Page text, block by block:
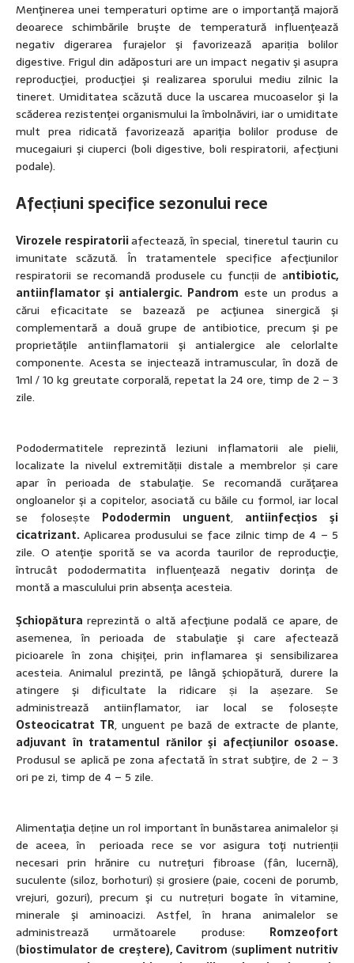
Menţinerea unei temperaturi optime are o importanţă majoră
deoarece schimbările bruşte de temperatură influenţează
negativ digerarea furajelor şi favorizează apariția bolilor
digestive. Frigul din adăposturi are un impact negativ şi asupra
reproducţiei, producţiei şi realizarea sporului mediu zilnic la
tineret. Umiditatea scăzută duce la uscarea mucoaselor şi la
scăderea rezistenţei organismului la îmbolnăviri, iar o umiditate
mult prea ridicată favorizează apariţia bolilor produse de
mucegaiuri şi ciuperci (boli digestive, boli respiratorii, afecţiuni
podale).
Afecțiuni specifice sezonului rece
Virozele respiratoriiafectează, în special, tineretul taurin cu
imunitate scăzută. În tratamentele specifice afecţiunilor
respiratorii se recomandă produsele cu funcții de antibiotic,
antiinflamator şi antialergic. Pandrom este un produs a
cărui eficacitate se bazează pe acţiunea sinergică şi
complementară a două grupe de antibiotice, precum şi pe
proprietăţile antiinflamatorii şi antialergice ale celorlalte
componente. Acesta se injectează intramuscular, în doză de
1ml / 10 kg greutate corporală, repetat la 24 ore, timp de 2 – 3
zile.
Pododermatitele reprezintă leziuni inflamatorii ale pielii,
localizate la nivelul extremității distale a membrelor și care
apar în perioada de stabulaţie. Se recomandă curăţarea
ongloanelor şi a copitelor, asociată cu băile cu formol, iar local
se folosește Pododermin unguent, antiinfecţios şi
cicatrizant. Aplicarea produsului se face zilnic timp de 4 – 5
zile. O atenţie sporită se va acorda taurilor de reproducţie,
întrucât pododermatita influenţează negativ dorinţa de
montă a masculului prin absenţa acesteia.
Şchiopăturareprezintă o altă afecţiune podală ce apare, de
asemenea, în perioada de stabulaţie şi care afectează
picioarele în zona chişiţei, prin inflamarea şi sensibilizarea
acesteia. Animalul prezintă, pe lângă şchiopătură, durere la
atingere şi dificultate la ridicare și la așezare. Se
administrează antiinflamator, iar local se folosește
Osteocicatrat TR, unguent pe bază de extracte de plante,
adjuvant în tratamentul rănilor şi afecţiunilor osoase.
Produsul se aplică pe zona afectată în strat subţire, de 2 – 3
ori pe zi, timp de 4 – 5 zile.
Alimentaţia deține un rol important în bunăstarea animalelor și
de aceea, în perioada rece se vor asigura toţi nutrienții
necesari prin hrănire cu nutreţuri fibroase (fân, lucernă),
suculente (siloz, borhoturi) și grosiere (paie, coceni de porumb,
vrejuri, gozuri), precum şi cu nutrețuri bogate în vitamine,
minerale şi aminoacizi. Astfel, în hrana animalelor se
administrează următoarele produse: Romzeofort
(biostimulator de creştere), Cavitrom (supliment nutritiv